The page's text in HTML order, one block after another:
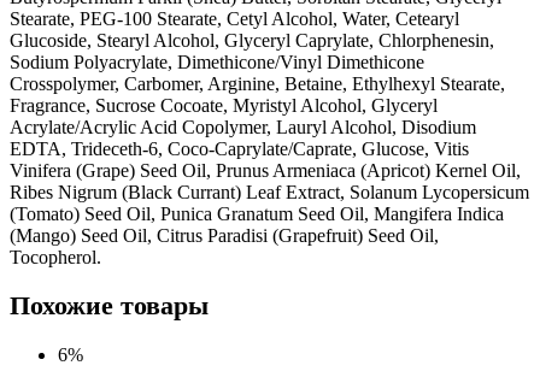
Stearate, PEG-100 Stearate, Cetyl Alcohol, Water, Cetearyl
Glucoside, Stearyl Alcohol, Glyceryl Caprylate, Chlorphenesin,
Sodium Polyacrylate, Dimethicone/Vinyl Dimethicone
Crosspolymer, Carbomer, Arginine, Betaine, Ethylhexyl Stearate,
Fragrance, Sucrose Cocoate, Myristyl Alcohol, Glyceryl
Acrylate/Acrylic Acid Copolymer, Lauryl Alcohol, Disodium
EDTA, Trideceth-6, Coco-Caprylate/Caprate, Glucose, Vitis
Vinifera (Grape) Seed Oil, Prunus Armeniaca (Apricot) Kernel Oil,
Ribes Nigrum (Black Currant) Leaf Extract, Solanum Lycopersicum
(Tomato) Seed Oil, Punica Granatum Seed Oil, Mangifera Indica
(Mango) Seed Oil, Citrus Paradisi (Grapefruit) Seed Oil,
Tocopherol.
Похожие товары
6%